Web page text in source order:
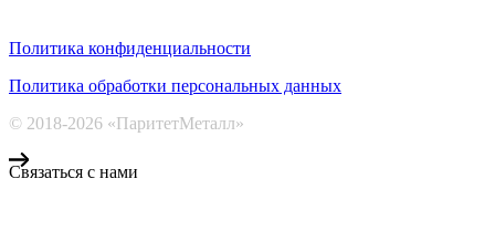
Политика конфиденциальности
Политика обработки персональных данных
© 2018-2026 «ПаритетМеталл»
Связаться с нами